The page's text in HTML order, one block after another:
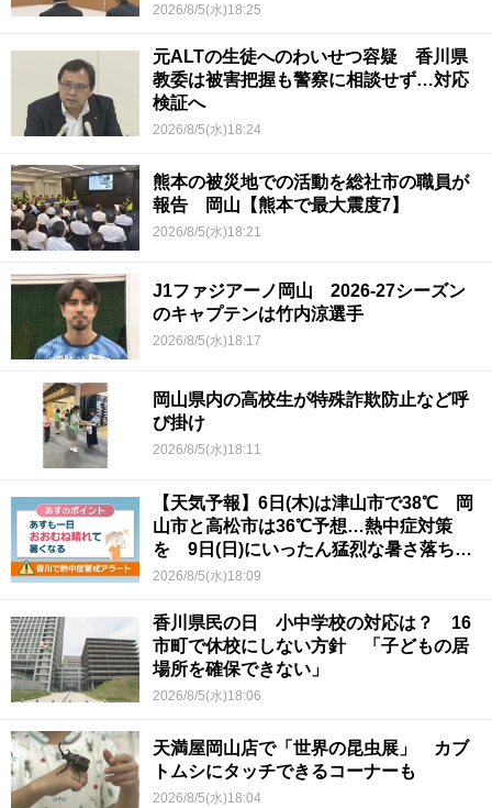
2026/8/5(水)18:25
元ALTの生徒へのわいせつ容疑 香川県
教委は被害把握も警察に相談せず…対応
検証へ
2026/8/5(水)18:24
熊本の被災地での活動を総社市の職員が
報告 岡山【熊本で最大震度7】
2026/8/5(水)18:21
J1ファジアーノ岡山 2026-27シーズン
のキャプテンは竹内涼選手
2026/8/5(水)18:17
岡山県内の高校生が特殊詐欺防止など呼
び掛け
2026/8/5(水)18:11
【天気予報】6日(木)は津山市で38℃ 岡
山市と高松市は36℃予想…熱中症対策
を 9日(日)にいったん猛烈な暑さ落ち着
くか
2026/8/5(水)18:09
香川県民の日 小中学校の対応は？ 16
市町で休校にしない方針 「子どもの居
場所を確保できない」
2026/8/5(水)18:06
天満屋岡山店で「世界の昆虫展」 カブ
トムシにタッチできるコーナーも
2026/8/5(水)18:04